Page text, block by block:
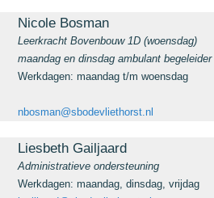
Nicole Bosman
Leerkracht Bovenbouw 1D (woensdag)
maandag en dinsdag ambulant begeleider
Werkdagen: maandag t/m woensdag
nbosman@sbodevliethorst.nl
Liesbeth Gailjaard
Administratieve ondersteuning
Werkdagen: maandag, dinsdag, vrijdag